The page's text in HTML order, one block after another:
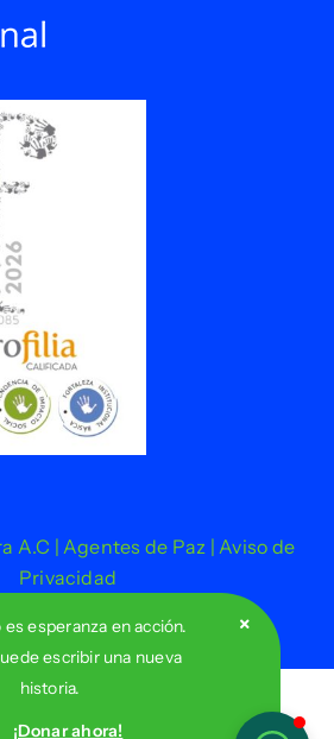
A.C | Agentes de Paz | Aviso de
Privacidad
esperanza en acción.
escribir una nueva
historia.
¡Donar ahora!